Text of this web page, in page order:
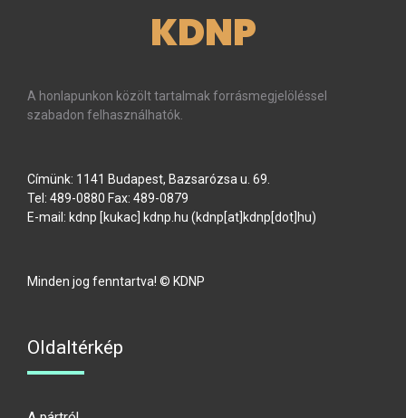
KDNP
A honlapunkon közölt tartalmak forrásmegjelöléssel
szabadon felhasználhatók.
Címünk: 1141 Budapest, Bazsarózsa u. 69.
Tel: 489-0880 Fax: 489-0879
E-mail: kdnp [kukac] kdnp hu (kdnp[at]kdnp[dot]hu)
Minden jog fenntartva! © KDNP
Oldaltérkép